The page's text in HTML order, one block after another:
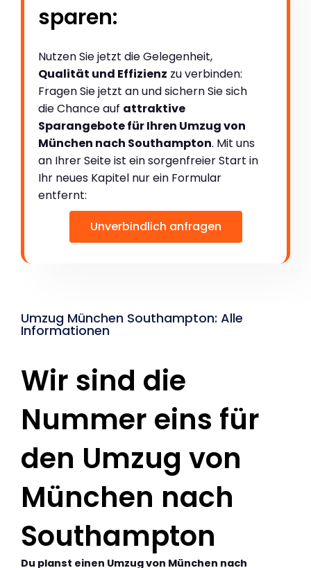
sparen:
Nutzen Sie jetzt die Gelegenheit,
Qualität und Effizienz zu verbinden:
Fragen Sie jetzt an und sichern Sie sich
die Chance auf attraktive
Sparangebote für Ihren Umzug von
München nach Southampton. Mit uns
an Ihrer Seite ist ein sorgenfreier Start in
Ihr neues Kapitel nur ein Formular
entfernt:
Unverbindlich anfragen
Umzug München Southampton: Alle
Informationen
Wir sind die
Nummer eins für
den Umzug von
München nach
Southampton
Du planst einen Umzug von München nach